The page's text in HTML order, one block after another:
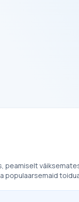
peamiselt